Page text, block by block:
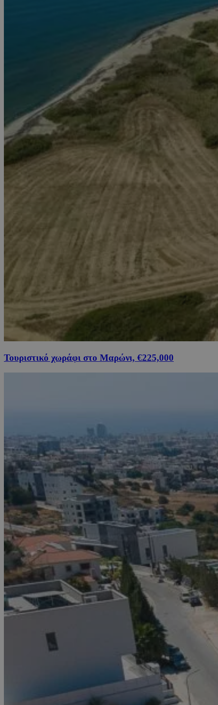
Τουριστικό χωράφι στο Μαρώνι, €225,000